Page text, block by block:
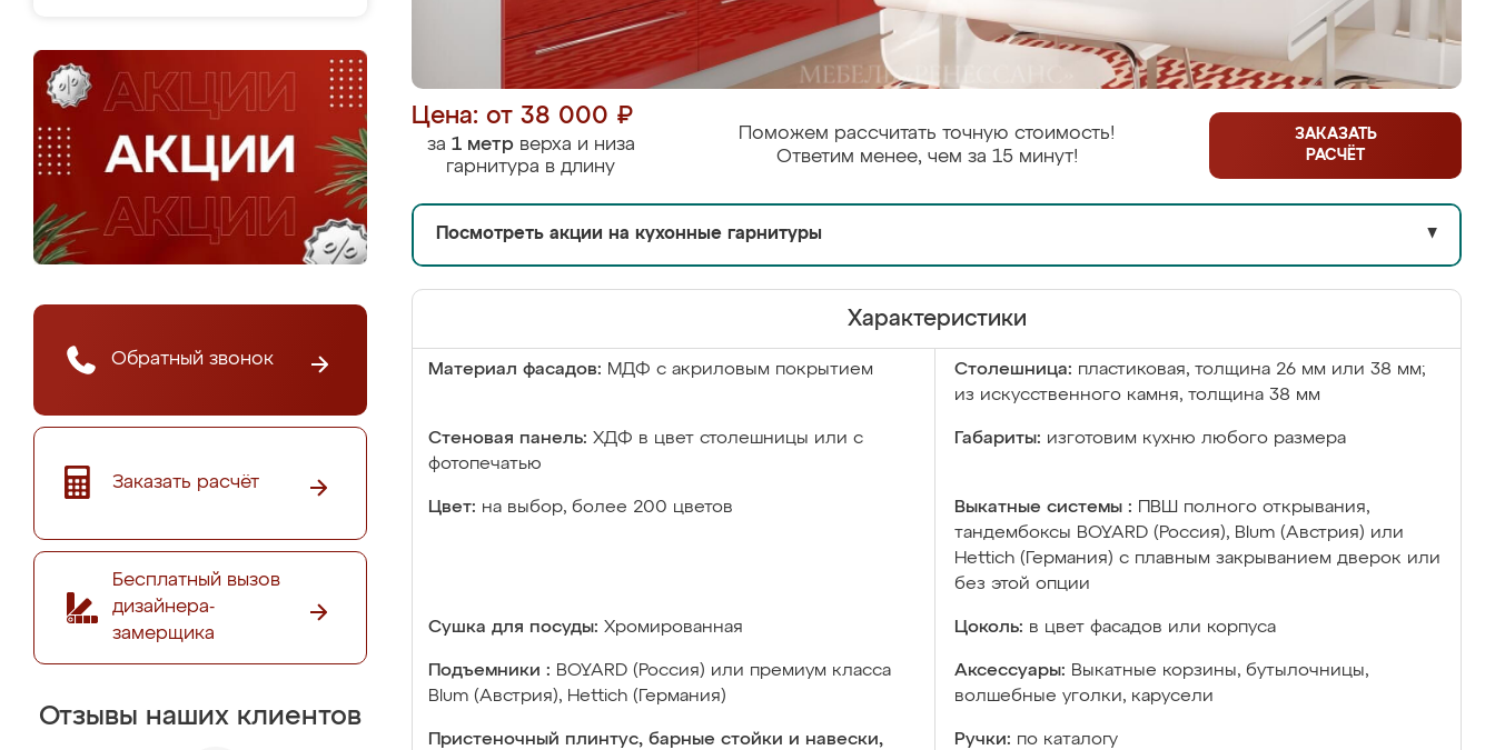
Обратный звонок
Заказать расчёт
Бесплатный вызов
дизайнера-
замерщика
Отзывы наших клиентов
Цена: от 38 000 ₽
за 1 метрверха и низа
гарнитура в длину
Поможем рассчитать точную стоимость!
Ответим менее, чем за 15 минут!
ЗАКАЗАТЬ
РАСЧЁТ
Посмотреть акции на кухонные гарнитуры ▼
Характеристики
Материал фасадов: МДФ с акриловым покрытием Столешница: пластиковая, толщина 26 мм или 38 мм;
из искусственного камня, толщина 38 мм
Стеновая панель: ХДФ в цвет столешницы или с
фотопечатью
Габариты: изготовим кухню любого размера
Цвет: на выбор, более 200 цветов Выкатные системы :
ПВШ полного открывания,
тандембоксы BOYARD (Россия), Blum (Австрия) или
Hettich (Германия) с плавным закрыванием дверок или
без этой опции
Сушка для посуды: Хромированная Цоколь: в цвет фасадов или корпуса
Подъемники : BOYARD (Россия) или премиум класса
Blum (Австрия), Hettich (Германия)
Аксессуары: Выкатные корзины, бутылочницы,
волшебные уголки, карусели
Пристеночный плинтус, барные стойки и навески,
Ручки: по каталогу